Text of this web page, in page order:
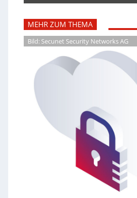
MEHR ZUM THEMA
Bild: Secunet Security Networks AG